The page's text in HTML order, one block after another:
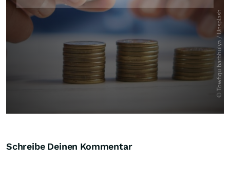
Schreibe Deinen Kommentar